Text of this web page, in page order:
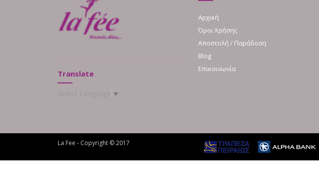
Translate
▼
Αρχική
Όροι Χρήσης
Αποστολή / Παράδοση
Blog
Επικοινωνία
La Fee - Copyright © 2017